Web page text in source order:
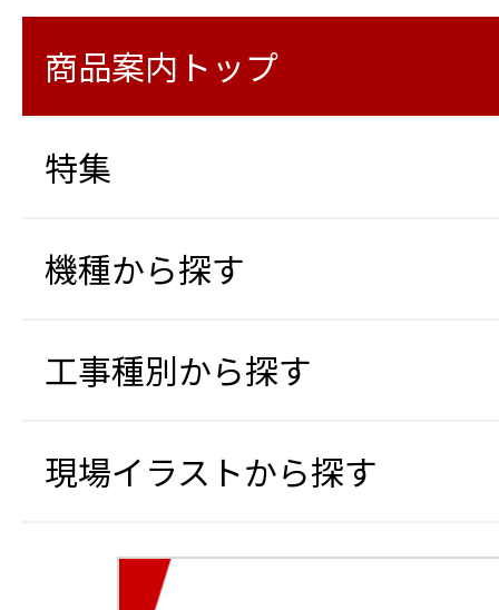
商品案内トップ
特集
機種から探す
工事種別から探す
現場イラストから探す